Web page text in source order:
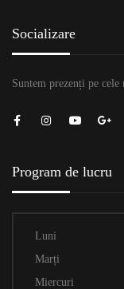
Socializare
Suntem prezenți pe
Program de lucru
Luni
Marți
Miercuri